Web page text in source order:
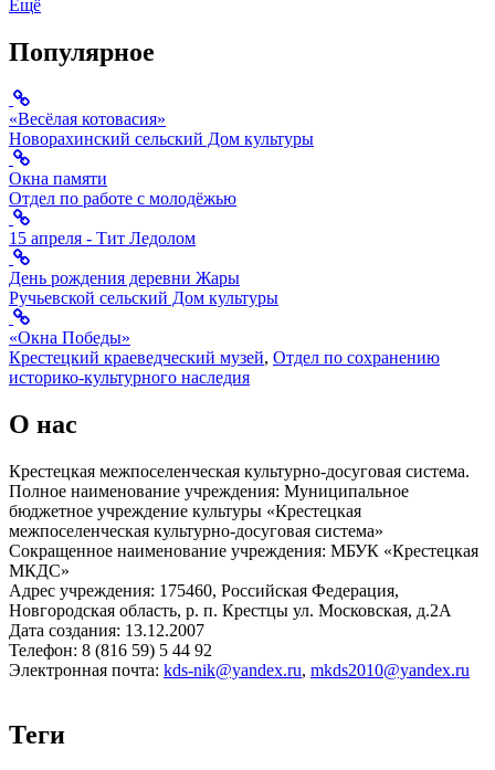
Ещё
Популярное
«Весёлая котовасия»
Новорахинский сельский Дом культуры
Окна памяти
Отдел по работе с молодёжью
15 апреля - Тит Ледолом
День рождения деревни Жары
Ручьевской сельский Дом культуры
«Окна Победы»
Крестецкий краеведческий музей, Отдел по сохранению
историко-культурного наследия
О нас
Крестецкая межпоселенческая культурно-досуговая система.
Полное наименование учреждения: Муниципальное
бюджетное учреждение культуры «Крестецкая
межпоселенческая культурно-досуговая система»
Сокращенное наименование учреждения: МБУК «Крестецкая
МКДС»
Адрес учреждения: 175460, Российская Федерация,
Новгородская область, р. п. Крестцы ул. Московская, д.2А
Дата создания: 13.12.2007
Телефон: 8 (816 59) 5 44 92
Электронная почта: kds-nik@yandex.ru, mkds2010@yandex.ru
Теги